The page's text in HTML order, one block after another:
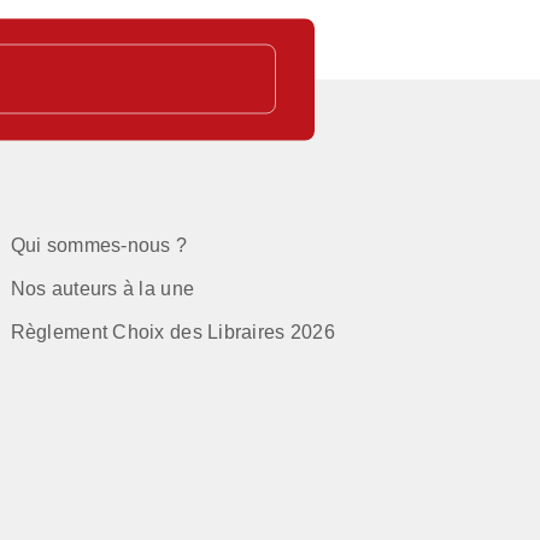
Qui sommes-nous ?
Nos auteurs à la une
Règlement Choix des Libraires 2026